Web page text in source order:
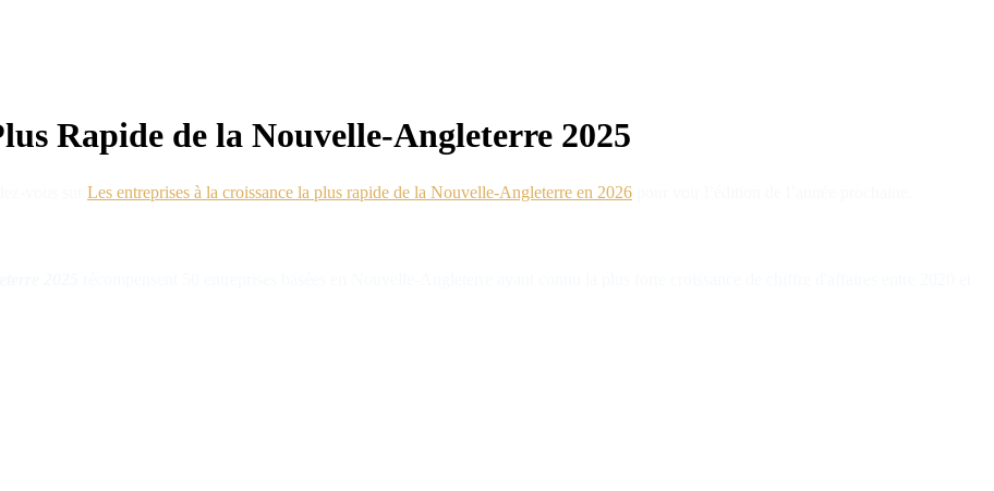
Rapide de la Nouvelle-Angleterre 2025
Les entreprises à la croissance la plus rapide de la Nouvelle-Angleterre en 2026